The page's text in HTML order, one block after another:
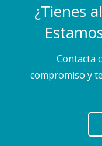
¿Tienes
Contacta
compromiso y